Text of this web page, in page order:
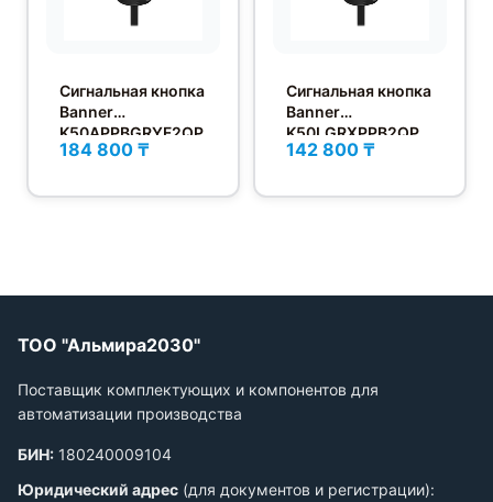
Сигнальная кнопка
Banner
K50APPBGRYF2QP
8
184 800 ₸
Сигнальная кнопка
Banner
K50LGRXPPB2QP
142 800 ₸
ТОО "Альмира2030"
Поставщик комплектующих и компонентов для
автоматизации производства
БИН: 180240009104
Юридический адрес (для документов и регистрации):